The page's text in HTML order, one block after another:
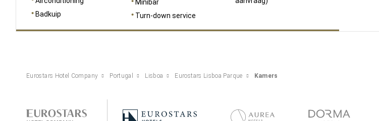
Badkuip
Minibar
Turn-down service
Eurostars Hotel Company Portugal Lisboa Eurostars Lisboa Parque Kamers